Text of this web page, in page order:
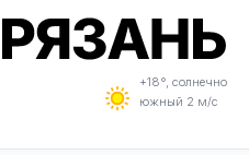
+18°, солнечно
южный 2 м/с